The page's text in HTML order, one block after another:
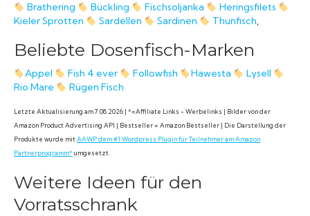
Brathering Bückling Fischsoljanka
Heringsfilets
Kieler Sprotten
Sardellen Sardinen Thunfisch,
Beliebte Dosenfisch-Marken
Appel Fish 4 ever Followfish Hawesta
Lysell
Rio Mare
Rügen Fisch
Letzte Aktualisierung am 7.08.2026 | *=Affiliate Links - Werbelinks | Bilder von der
Amazon Product Advertising API | Bestseller = Amazon Bestseller | Die Darstellung der
Produkte wurde mitAAWP dem #1 Wordpress Plugin für Teilnehmer am Amazon
Partnerprogramm*umgesetzt.
Weitere Ideen für den
Vorratsschrank